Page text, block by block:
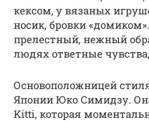
кексом, у вязаных
носик, бровки
прелестный, нежный
людях ответные
Основоположницей
Японии Юко Симидзу.
Kitti, которая